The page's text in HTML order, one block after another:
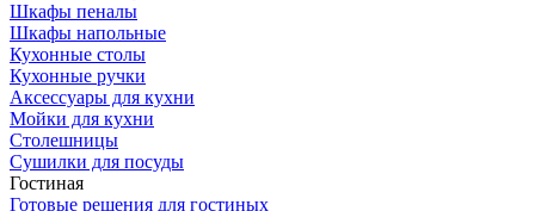
Шкафы пеналы
Шкафы напольные
Кухонные столы
Кухонные ручки
Аксессуары для кухни
Мойки для кухни
Столешницы
Сушилки для посуды
Гостиная
Готовые решения для гостиных